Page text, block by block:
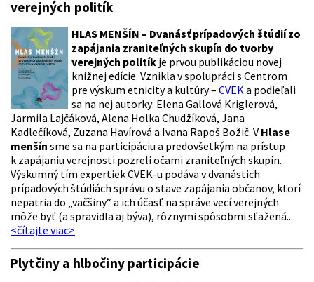
verejných politík
HLAS MENŠÍN – Dvanásť prípadových štúdií zo
zapájania zraniteľných skupín do tvorby
verejných politík je prvou publikáciou novej
knižnej edície. Vznikla v spolupráci s Centrom
pre výskum etnicity a kultúry – CVEKa podieľali
sa na nej autorky: Elena Gallová Kriglerová,
Jarmila Lajčáková, Alena Holka Chudžíková, Jana
Kadlečíková, Zuzana Havírová a Ivana Rapoš Božič. V Hlase
menšín sme sa na participáciu a predovšetkým na prístup
k zapájaniu verejnosti pozreli očami zraniteľných skupín.
Výskumný tím expertiek CVEK-u podáva v dvanástich
prípadových štúdiách správu o stave zapájania občanov, ktorí
nepatria do „väčšiny“ a ich účasť na správe vecí verejných
môže byť (a spravidla aj býva), rôznymi spôsobmi sťažená...
<čítajte viac>
Plytčiny a hlbočiny participácie